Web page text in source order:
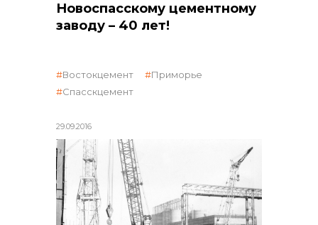
объявленные закупки
реализация неликвидов
Новоспасскому цементному
заводу – 40 лет!
29.09.2016
Востокцемент
Приморье
Спасскцемент